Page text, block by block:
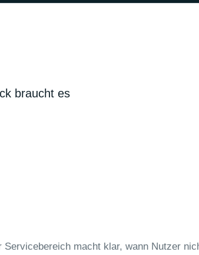
braucht es
Servicebereich macht klar, wann Nutzer